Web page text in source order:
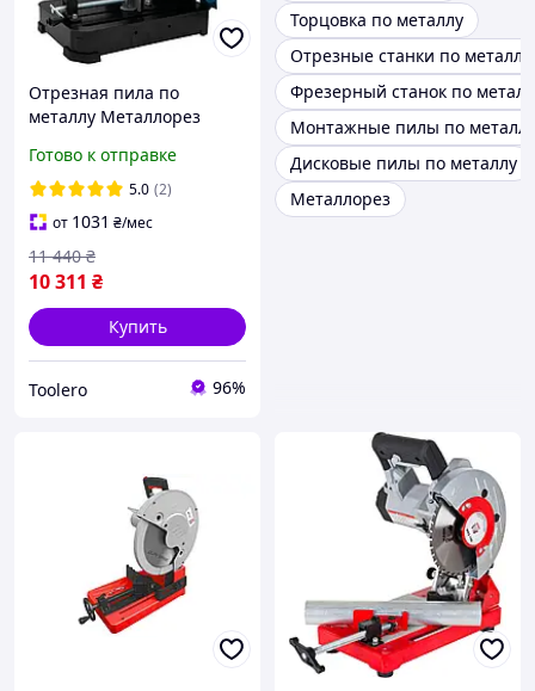
Отрезная пила по
металлу Металлорез
ColdCut (2600 Вт, 355*25.4
мм) Монтажная
Готово к отправке
5.0 (2)
от 1031 ₴/мес
10 311 ₴
11 440 ₴
Купить
Toolero 96%
Торцовка по металлу
Отрезные станки по металлу
Фрезерный станок по
Монтажные пилы по металлу
Дисковые пилы по металлу
Металлорез